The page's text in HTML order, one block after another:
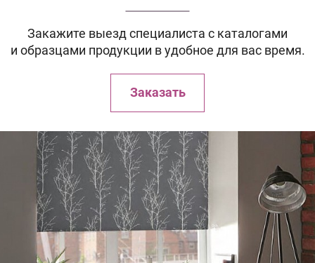
Закажите выезд специалиста с каталогами
и образцами продукции в удобное для вас время.
Заказать